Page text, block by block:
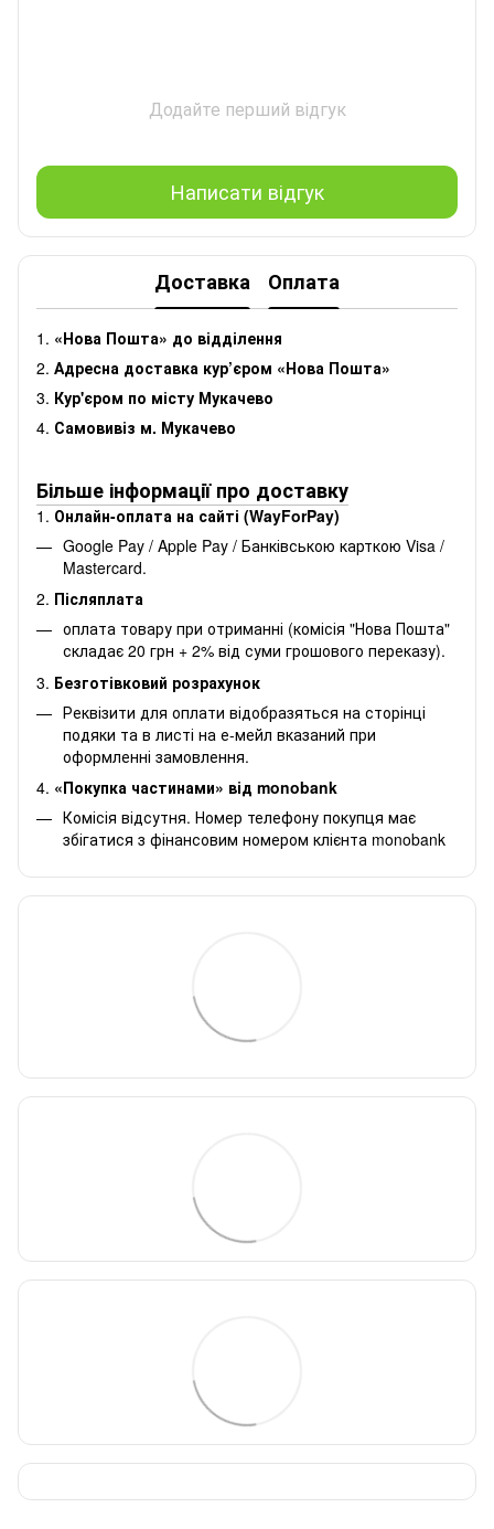
Додайте перший відгук
Написати відгук
Доставка Оплата
1. «Нова Пошта» до відділення
2. Адресна доставка кур’єром «Нова Пошта»
3. Кур'єром по місту Мукачево
4. Самовивіз м. Мукачево
Більше інформації про доставку
1. Онлайн-оплата на сайті (WayForPay)
Google Pay / Apple Pay / Банківською карткою Visa /
Mastercard.
2. Післяплата
оплата товару при отриманні (комісія "Нова Пошта"
складає 20 грн + 2% від суми грошового переказу).
3. Безготівковий розрахунок
Реквізити для оплати відобразяться на сторінці
подяки та в листі на е-мейл вказаний при
оформленні замовлення.
4. «Покупка частинами» від monobank
Комісія відсутня. Номер телефону покупця має
збігатися з фінансовим номером клієнта monobank